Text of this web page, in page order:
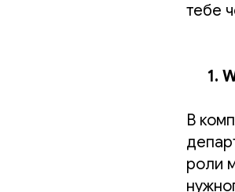
тебе
1.
В
роли